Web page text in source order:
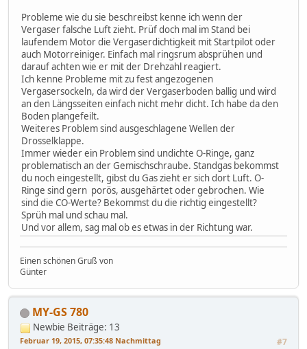
Probleme wie du sie beschreibst kenne ich wenn der
Vergaser falsche Luft zieht. Prüf doch mal im Stand bei
laufendem Motor die Vergaserdichtigkeit mit Startpilot oder
auch Motorreiniger. Einfach mal ringsrum absprühen und
darauf achten wie er mit der Drehzahl reagiert.
Ich kenne Probleme mit zu fest angezogenen
Vergasersockeln, da wird der Vergaserboden ballig und wird
an den Längsseiten einfach nicht mehr dicht. Ich habe da den
Boden plangefeilt.
Weiteres Problem sind ausgeschlagene Wellen der
Drosselklappe.
Immer wieder ein Problem sind undichte O-Ringe, ganz
problematisch an der Gemischschraube. Standgas bekommst
du noch eingestellt, gibst du Gas zieht er sich dort Luft. O-
Ringe sind gern porös, ausgehärtet oder gebrochen. Wie
sind die CO-Werte? Bekommst du die richtig eingestellt?
Sprüh mal und schau mal.
Und vor allem, sag mal ob es etwas in der Richtung war.
Einen schönen Gruß von
Günter
MY-GS 780
Newbie Beiträge: 13
Februar 19, 2015, 07:35:48 Nachmittag #7